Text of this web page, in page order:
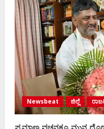
Newsbeat ಜಿಲ್ಲೆ